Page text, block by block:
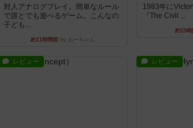
対人アナログプレイ。簡単なルール
で誰とでも遊べるゲーム。こんなの
子ども...
約11時間前by おーちゃん
1983年に
『The Civil ...
約15時
レビュー レビュー